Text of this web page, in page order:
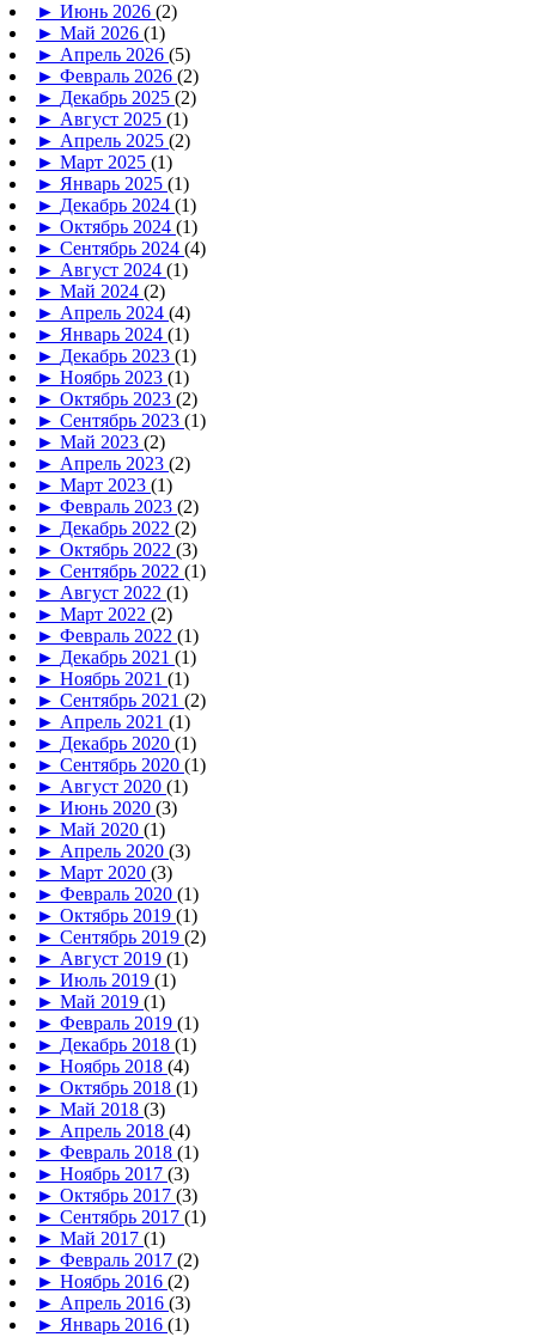
► Июнь 2026 (2)
► Май 2026 (1)
► Апрель 2026 (5)
► Февраль 2026 (2)
► Декабрь 2025 (2)
► Август 2025 (1)
► Апрель 2025 (2)
► Март 2025 (1)
► Январь 2025 (1)
► Декабрь 2024 (1)
► Октябрь 2024 (1)
► Сентябрь 2024 (4)
► Август 2024 (1)
► Май 2024 (2)
► Апрель 2024 (4)
► Январь 2024 (1)
► Декабрь 2023 (1)
► Ноябрь 2023 (1)
► Октябрь 2023 (2)
► Сентябрь 2023 (1)
► Май 2023 (2)
► Апрель 2023 (2)
► Март 2023 (1)
► Февраль 2023 (2)
► Декабрь 2022 (2)
► Октябрь 2022 (3)
► Сентябрь 2022 (1)
► Август 2022 (1)
► Март 2022 (2)
► Февраль 2022 (1)
► Декабрь 2021 (1)
► Ноябрь 2021 (1)
► Сентябрь 2021 (2)
► Апрель 2021 (1)
► Декабрь 2020 (1)
► Сентябрь 2020 (1)
► Август 2020 (1)
► Июнь 2020 (3)
► Май 2020 (1)
► Апрель 2020 (3)
► Март 2020 (3)
► Февраль 2020 (1)
► Октябрь 2019 (1)
► Сентябрь 2019 (2)
► Август 2019 (1)
► Июль 2019 (1)
► Май 2019 (1)
► Февраль 2019 (1)
► Декабрь 2018 (1)
► Ноябрь 2018 (4)
► Октябрь 2018 (1)
► Май 2018 (3)
► Апрель 2018 (4)
► Февраль 2018 (1)
► Ноябрь 2017 (3)
► Октябрь 2017 (3)
► Сентябрь 2017 (1)
► Май 2017 (1)
► Февраль 2017 (2)
► Ноябрь 2016 (2)
► Апрель 2016 (3)
► Январь 2016 (1)